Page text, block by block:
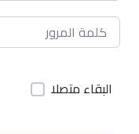
البقاء متصلا